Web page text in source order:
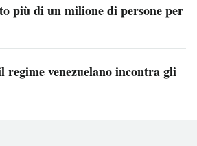
più di un milione di persone per
regime venezuelano incontra gli